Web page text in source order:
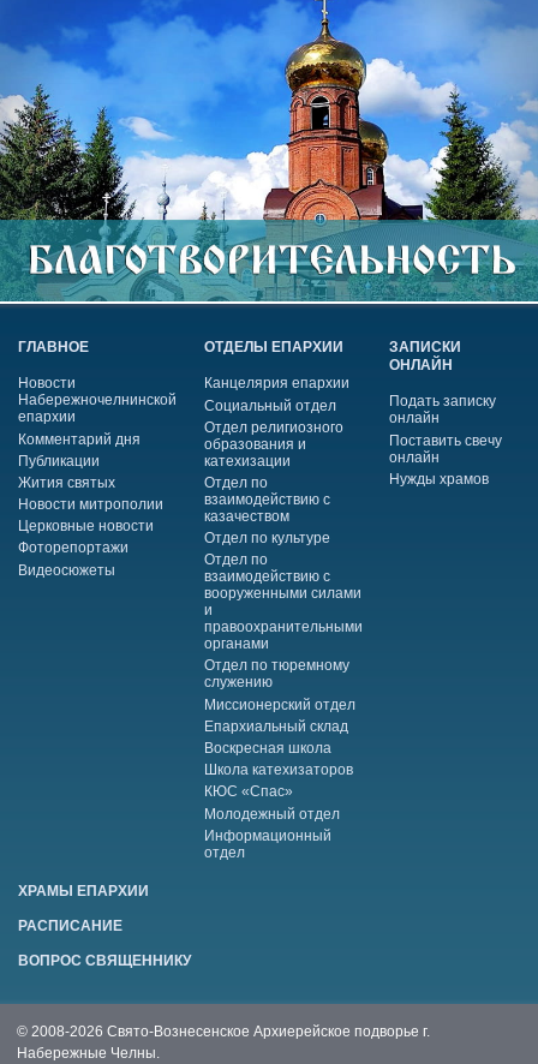
ГЛАВНОЕ
Новости
Набережночелнинской
епархии
Комментарий дня
Публикации
Жития святых
Новости митрополии
Церковные новости
Фоторепортажи
Видеосюжеты
ОТДЕЛЫ ЕПАРХИИ
Канцелярия епархии
Социальный отдел
Отдел религиозного
образования и
катехизации
Отдел по
взаимодействию с
казачеством
Отдел по культуре
Отдел по
взаимодействию с
вооруженными силами
и
правоохранительными
органами
Отдел по тюремному
служению
Миссионерский отдел
Епархиальный склад
Воскресная школа
Школа катехизаторов
КЮС «Спас»
Молодежный отдел
Информационный
отдел
ЗАПИСКИ
ОНЛАЙН
Подать записку
онлайн
Поставить свечу
онлайн
Нужды храмов
ХРАМЫ ЕПАРХИИ
РАСПИСАНИЕ
ВОПРОС СВЯЩЕННИКУ
© 2008-2026 Свято-Вознесенское Архиерейское подворье г.
Набережные Челны.